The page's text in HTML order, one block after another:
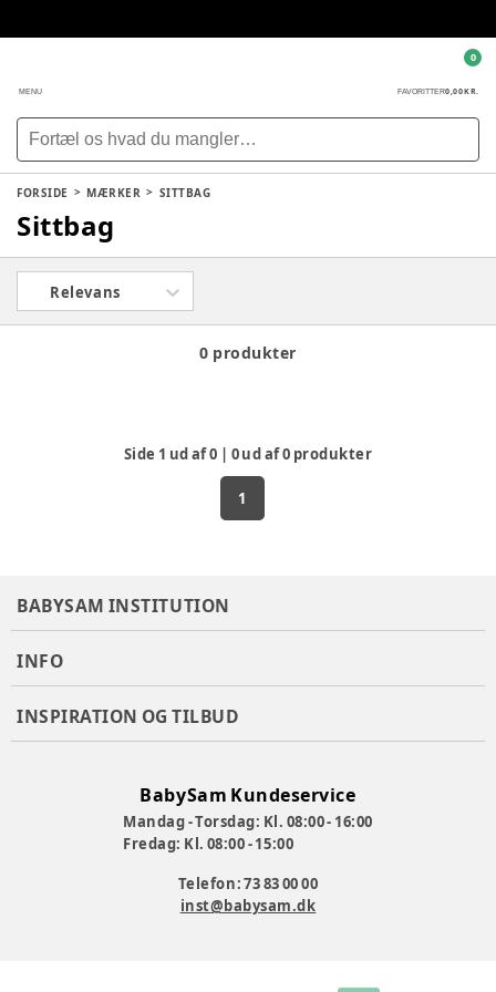
MENU FAVORITTER0,00 KR.
0
FORSIDE MÆRKER SITTBAG
Sittbag
Relevans
0 produkter
Side 1 ud af0 0ud af0 produkter
1
BABYSAM INSTITUTION
INFO
INSPIRATION OG TILBUD
BabySam Kundeservice
Mandag - Torsdag: Kl. 08:00 - 16:00
Fredag: Kl. 08:00 - 15:00
Telefon: 73 83 00 00
inst@babysam.dk